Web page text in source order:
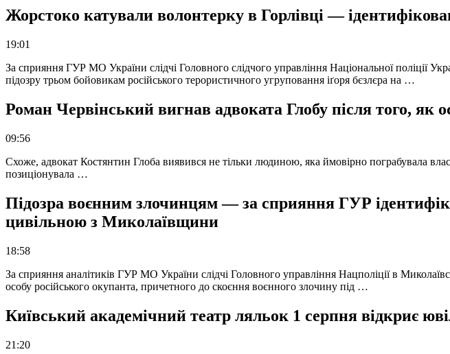
Жорстоко катували волонтерку в Горлівці —
19:01
За сприяння ГУР МО України слідчі Головного слідчого управління Національної поліції
підозру трьом бойовикам російського терористичного угруповання іґоря бєзлєра на …
Роман Червінський вигнав адвоката Глобу після того, як
09:56
Схоже, адвокат Костянтин Глоба виявився не тільки людиною, яка ймовірно пограбувала
позиціонувала …
Підозра воєнним злочинцям — за сприяння ГУР
цивільною з Миколаївщини
18:58
За сприяння аналітиків ГУР МО України слідчі Головного управління Нацполіції в
особу російського окупанта, причетного до скоєння воєнного злочину під …
Київський академічний театр ляльок 1 серпня відкриє
21:20